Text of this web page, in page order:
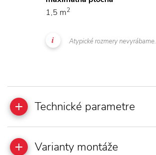
1,5 m2
Atypické rozmery nevyrábame.
Technické parametre
Varianty montáže